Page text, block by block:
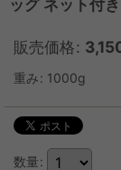
ッグ ネット付
販売価格:
重み: 1000g
数量: